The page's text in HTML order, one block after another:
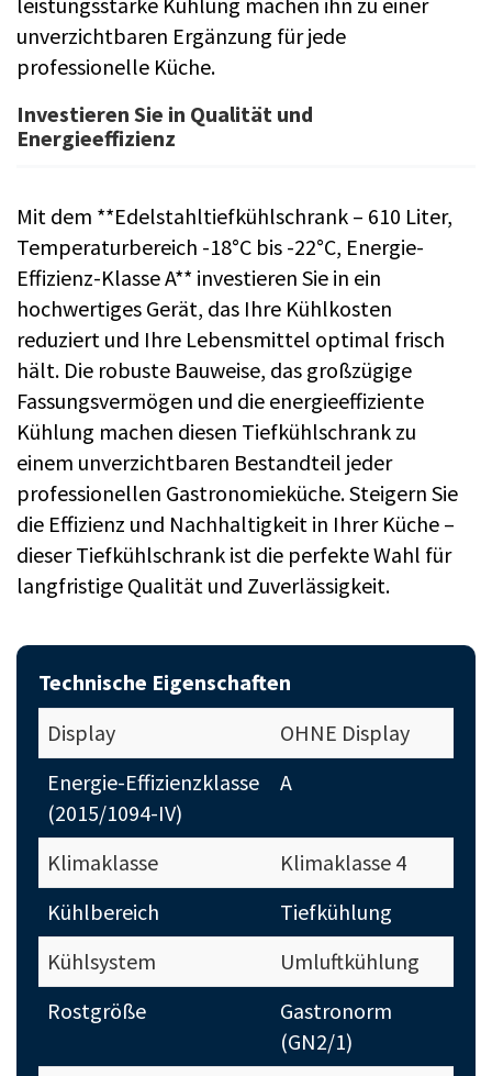
unverzichtbaren Ergänzung für jede
professionelle Küche.
Investieren Sie in Qualität und
Energieeffizienz
Mit dem **Edelstahltiefkühlschrank – 610 Liter,
Temperaturbereich -18°C bis -22°C, Energie-
Effizienz-Klasse A** investieren Sie in ein
hochwertiges Gerät, das Ihre Kühlkosten
reduziert und Ihre Lebensmittel optimal frisch
hält. Die robuste Bauweise, das großzügige
Fassungsvermögen und die energieeffiziente
Kühlung machen diesen Tiefkühlschrank zu
einem unverzichtbaren Bestandteil jeder
professionellen Gastronomieküche. Steigern Sie
die Effizienz und Nachhaltigkeit in Ihrer Küche –
dieser Tiefkühlschrank ist die perfekte Wahl für
langfristige Qualität und Zuverlässigkeit.
Technische Eigenschaften
Display
OHNE Display
Energie-Effizienzklasse
(2015/1094-IV)
A
Klimaklasse
Klimaklasse 4
Kühlbereich
Tiefkühlung
Kühlsystem
Umluftkühlung
Rostgröße
Gastronorm
(GN2/1)